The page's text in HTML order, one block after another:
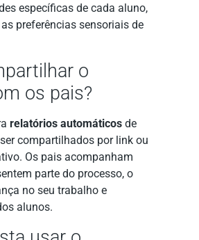
específicas de cada aluno,
preferências sensoriais de
o
os pais?
relatórios automáticos de
compartilhados por link ou
Os pais acompanham
parte do processo, o
no seu trabalho e
alunos.